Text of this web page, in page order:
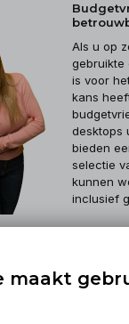
Als u op
gebruikte
is voor
kans
desktops
bieden
selectie
kunnen
inclusief
maakt